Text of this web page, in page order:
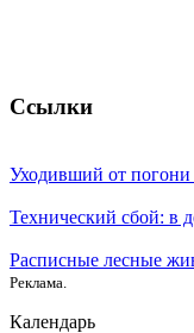
Ссылки
Уходивший от
Технический сбой: в
Расписные лесные
Реклама.
Календарь